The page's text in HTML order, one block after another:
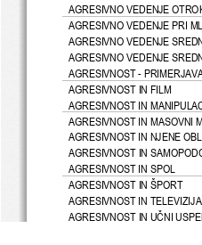
AGRESIVNO VEDENJE
AGRESIVNO VEDENJE PRI
AGRESIVNO VEDENJE
AGRESIVNO VEDENJE
AGRESIVNOST -
AGRESIVNOST IN FILM
AGRESIVNOST IN
AGRESIVNOST IN MASOVNI
AGRESIVNOST IN NJENE
AGRESIVNOST IN
AGRESIVNOST IN SPOL
AGRESIVNOST IN ŠPORT
AGRESIVNOST IN TELEVIZIJA
AGRESIVNOST IN UČNI